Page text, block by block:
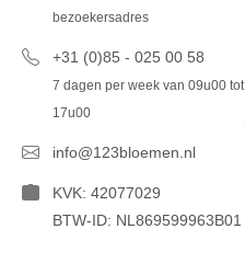
bezoekersadres
+31 (0)85 - 025 00 58
7 dagen per week van 09u00 tot
17u00
info@123bloemen.nl
KVK: 42077029
BTW-ID: NL869599963B01